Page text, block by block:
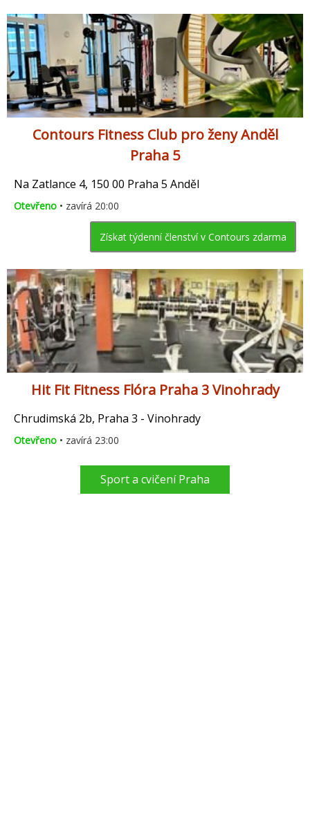
Contours Fitness Club pro ženy Anděl
Praha 5
Na Zatlance 4, 150 00 Praha 5 Anděl
Otevřeno • zavírá 20:00
Získat týdenní členství v Contours zdarma
Hit Fit Fitness Flóra Praha 3 Vinohrady
Chrudimská 2b, Praha 3 - Vinohrady
Otevřeno • zavírá 23:00
Sport a cvičení Praha